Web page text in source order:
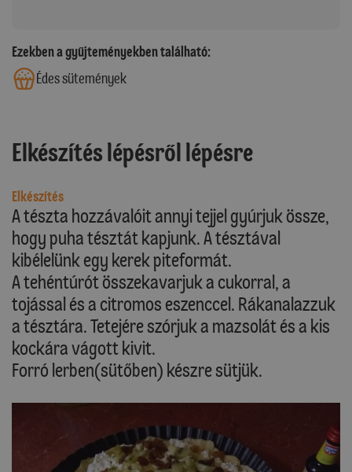
Ezekben a gyűjteményekben található:
Édes sütemények
Elkészítés lépésről lépésre
Elkészítés
A tészta hozzávalóit annyi tejjel gyúrjuk össze,
hogy puha tésztát kapjunk. A tésztával
kibélelünk egy kerek piteformát.
A tehéntúrót összekavarjuk a cukorral, a
tojással és a citromos eszenccel. Rákanalazzuk
a tésztára. Tetejére szórjuk a mazsolát és a kis
kockára vágott kivit.
Forró lerben(sütőben) készre sütjük.